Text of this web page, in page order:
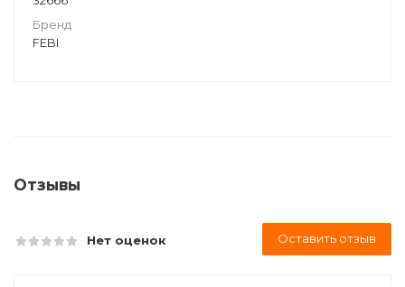
Бренд
FEBI
Отзывы
Нет оценок Оставить отзыв